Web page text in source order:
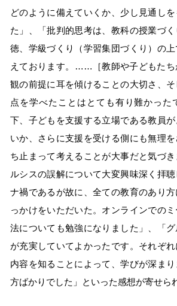
どのように備えていくか、少し見通し
た」、「批判的思考は、教科の授業づ
徳、学級づくり（学習集団づくり）の
えております。……［教師や子どもたち
観の前提に耳を傾けることの大切さ、
点を学べたことはとても有り難かった
下、子どもを支援する立場である教員
いか、さらに支援を受ける側にも無理
ち止まって考えることが大事だと気づ
ルシスの誤解について大変興味深く拝
ナ禍であるが故に、全ての教育のあり
っかけをいただいた。オンラインでの
法についても勉強になりました」、「
が充実していてよかったです。それぞ
内容を知ることによって、学びが深ま
方ばかりでした」といった感想が寄せら